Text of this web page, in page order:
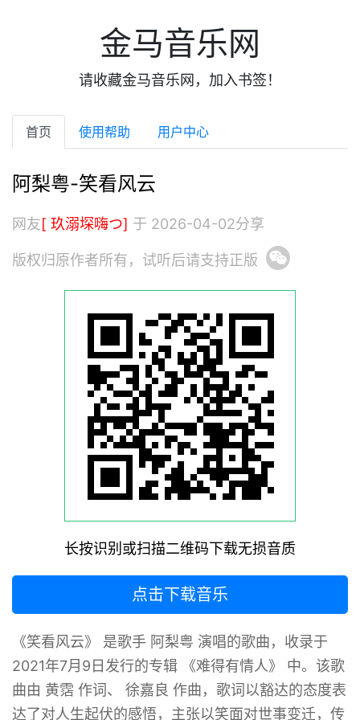
金马音乐网
请收藏金马音乐网，加入书签！
首页 使用帮助 用户中心
阿梨粤-笑看风云
网友[ 玖溺堔嗨つ] 于 2026-04-02分享
版权归原作者所有，试听后请支持正版
长按识别或扫描二维码下载无损音质
点击下载音乐
《笑看风云》 是歌手 阿梨粤 演唱的歌曲，收录于
2021年7月9日发行的专辑 《难得有情人》 中。该歌
曲由 黄霑 作词、 徐嘉良 作曲，歌词以豁达的态度表
达了对人生起伏的感悟，主张以笑面对世事变迁，传